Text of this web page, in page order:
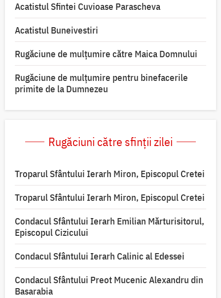
Acatistul Sfintei Cuvioase Parascheva
Acatistul Buneivestiri
Rugăciune de mulţumire către Maica Domnului
Rugăciune de mulțumire pentru binefacerile
primite de la Dumnezeu
Rugăciuni către sfinții zilei
Troparul Sfântului Ierarh Miron, Episcopul Cretei
Troparul Sfântului Ierarh Miron, Episcopul Cretei
Condacul Sfântului Ierarh Emilian Mărturisitorul,
Episcopul Cizicului
Condacul Sfântului Ierarh Calinic al Edessei
Condacul Sfântului Preot Mucenic Alexandru din
Basarabia